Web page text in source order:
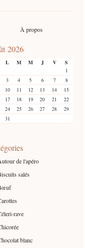
À propos
2026
L M M J V
S
1
3 4 5 6 7
8
10 11 12 13 14
15
17 18 19 20 21
22
24 25 26 27 28
29
31
de l'apéro
salés
rave
blanc